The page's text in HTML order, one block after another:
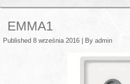
EMMA1
Published 8 września 2016 By admin